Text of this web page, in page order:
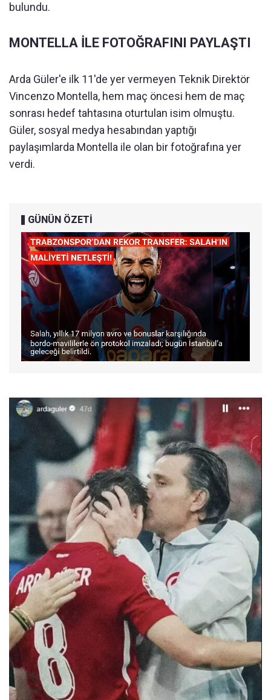
bulundu.
MONTELLA İLE FOTOĞRAFINI PAYLAŞTI
Arda Güler'e ilk 11'de yer vermeyen Teknik Direktör
Vincenzo Montella, hem maç öncesi hem de maç
sonrası hedef tahtasına oturtulan isim olmuştu.
Güler, sosyal medya hesabından yaptığı
paylaşımlarda Montella ile olan bir fotoğrafına yer
verdi.
GÜNÜN ÖZETİ